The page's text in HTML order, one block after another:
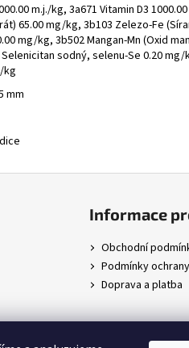
m.j./kg, 3a671 Vitamin D3
65.00 mg/kg, 3b103 Zelezo-Fe
mg/kg, 3b502 Mangan-Mn (Oxid
sodný, selenu-Se 0.20
kg
mm
Informace
Obchodní
Podmínky
Doprava a platba